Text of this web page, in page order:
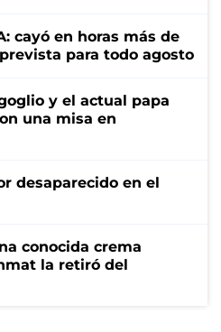
cayó en horas más de
para todo agosto
y el actual papa
una misa en
desaparecido en el
conocida crema
la retiró del